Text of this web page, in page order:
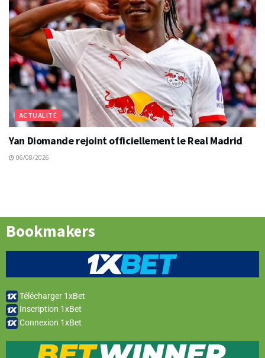
ACTUALITÉ
Yan Diomande rejoint officiellement le Real Madrid
06/08/2026
Bookmakers
Télécharger 1xBet
Inscription 1xBet
Connexion 1xBet